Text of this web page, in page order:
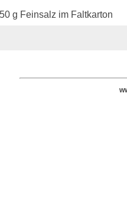
g Feinsalz im Faltkarton